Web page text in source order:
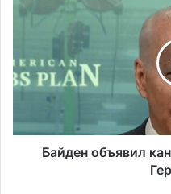
Исследование
самый высокий
автомобилей на
е
н
ъ
Байден объявил